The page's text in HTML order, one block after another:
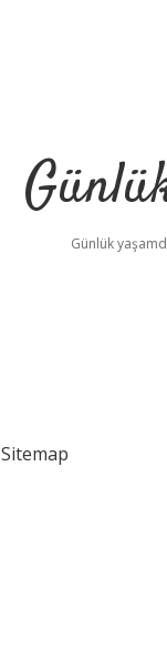
Günlük
Sitemap